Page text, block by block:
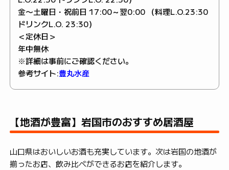
金〜土曜日・祝前日 17:00～翌0:00 （料理L.O.23:30
ドリンクL.O. 23:30）
＜定休日＞
年中無休
※詳細は事前にご確認ください。
参考サイト:豊丸水産
【地酒が豊富】岩国市のおすすめ居酒屋
山口県はおいしいお酒も充実しています。次は岩国の地酒が
揃ったお店、飲み比べができるお店を紹介します。